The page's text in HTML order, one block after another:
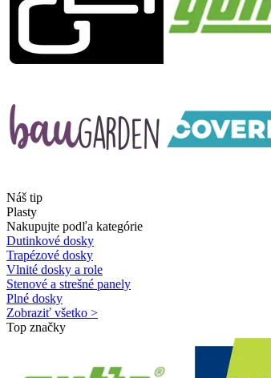
Náš tip
Plasty
Nakupujte podľa kategórie
Dutinkové dosky
Trapézové dosky
Vlnité dosky a role
Stenové a strešné panely
Plné dosky
Zobraziť všetko >
Top značky